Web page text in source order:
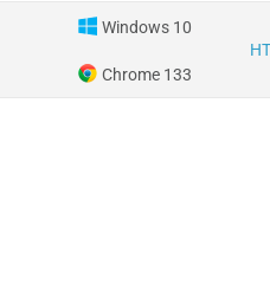
Windows 10
Chrome 133